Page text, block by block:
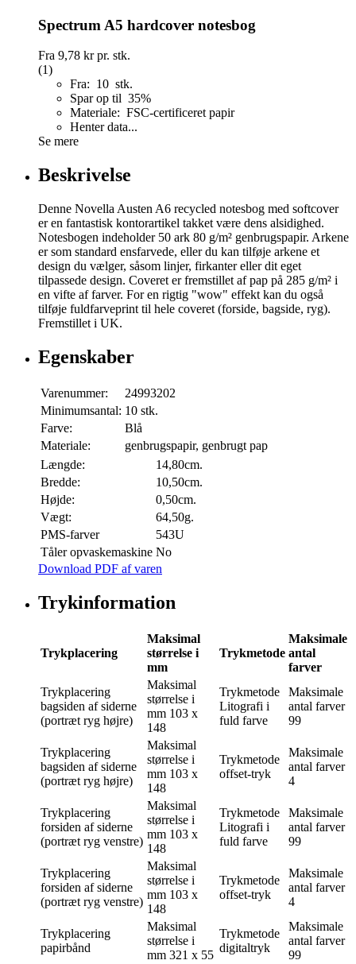
Spectrum A5 hardcover notesbog
Fra 9,78 krpr. stk.
(1)
Fra: 10 stk.
Spar op til 35%
Materiale: FSC-certificeret papir
Henter data...
Se mere
Beskrivelse
Denne Novella Austen A6 recycled notesbog med softcover
er en fantastisk kontorartikel takket være dens alsidighed.
Notesbogen indeholder 50 ark 80 g/m² genbrugspapir. Arkene
er som standard ensfarvede, eller du kan tilføje arkene et
design du vælger, såsom linjer, firkanter eller dit eget
tilpassede design. Coveret er fremstillet af pap på 285 g/m² i
en vifte af farver. For en rigtig "wow" effekt kan du også
tilføje fuldfarveprint til hele coveret (forside, bagside, ryg).
Fremstillet i UK.
Egenskaber
Varenummer:
24993202
Minimumsantal: 10 stk.
Farve:
Blå
Materiale:
genbrugspapir, genbrugt pap
Længde:
14,80cm.
Bredde:
10,50cm.
Højde:
0,50cm.
Vægt:
64,50g.
PMS-farver
543U
Tåler opvaskemaskine No
Download PDF af varen
Trykinformation
Trykplacering
Maksimal
størrelse i
mm
Trykmetode
Maksimale
antal
farver
Trykplacering
bagsiden af siderne
(portræt ryg højre)
Maksimal
størrelse i
mm 103 x
148
Trykmetode
Litografi i
fuld farve
Maksimale
antal farver
99
Trykplacering
bagsiden af siderne
(portræt ryg højre)
Maksimal
størrelse i
mm 103 x
148
Trykmetode
offset-tryk
Maksimale
antal farver
4
Trykplacering
forsiden af siderne
(portræt ryg venstre)
Maksimal
størrelse i
mm 103 x
148
Trykmetode
Litografi i
fuld farve
Maksimale
antal farver
99
Trykplacering
forsiden af siderne
(portræt ryg venstre)
Maksimal
størrelse i
mm 103 x
148
Trykmetode
offset-tryk
Maksimale
antal farver
4
Trykplacering
papirbånd
Maksimal
størrelse i
mm 321 x 55
Trykmetode
digitaltryk
Maksimale
antal farver
99